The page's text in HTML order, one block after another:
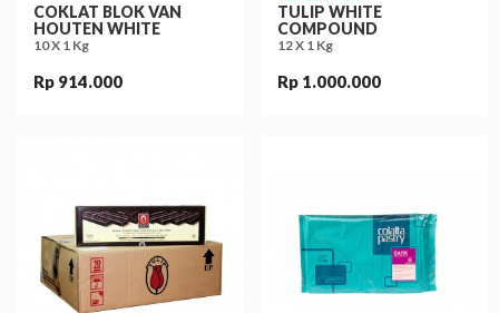
COKLAT BLOK VAN
HOUTEN WHITE
10 X 1 Kg
Rp 914.000
TULIP WHITE
COMPOUND
12 X 1 Kg
Rp 1.000.000